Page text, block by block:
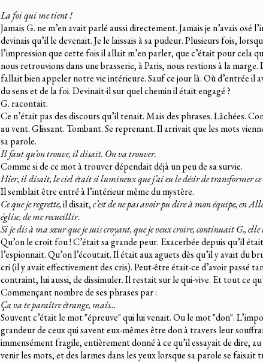
La foi qui me tient !
Jamais G. ne m’en avait parlé aussi directement. Jamais je n’avais osé
devinais qu’il le devenait. Je le laissais à sa pudeur. Plusieurs fois,
l’impression que cette fois il allait m’en parler, que c’était pour cela
nous retrouvions dans une brasserie, à Paris, nous restions à la marge.
fallait bien appeler notre vie intérieure. Sauf ce jour là. Où d’entrée il
du sens et de la foi. Devinait-il sur quel chemin il était engagé ?
G. racontait.
Ce n’était pas des discours qu’il tenait. Mais des phrases. Lâchées.
au vent. Glissant. Tombant. Se reprenant. Il arrivait que les mots
sa parole.
Il faut qu’on trouve, il disait. On va trouver.
Comme si de ce mot à trouver dépendait déjà un peu de sa survie.
Hier, il disait, le ciel était si lumineux que j’ai eu le désir de transformer ce
Il semblait être entré à l’intérieur même du mystère.
Ce que je regrette,il disait,c’est de ne pas avoir pu dire à mon équipe, en
église, de me recueillir.
Si je dis à ma sœur que je suis croyant, que je veux croire, continuait G., elle
Qu’on le croit fou ! C’était sa grande peur. Exacerbée depuis qu’il
l’espionnait. Qu’on l’écoutait. Il était aux aguets dès qu’il y avait du
cri (il y avait effectivement des cris). Peut-être était-ce d’avoir passé
contraint, lui aussi, de dissimuler. Il restait sur le qui-vive. Et tout ce
Commençant nombre de ses phrases par :
Ça va te paraître étrange, mais...
Souvent c’était le mot "épreuve" qui lui venait. Ou le mot "don".
grandeur de ceux qui savent eux-mêmes être don à travers leur
immensément fragile, entièrement donné à ce qu’il essayait de dire,
venir les mots, et des larmes dans les yeux lorsque sa parole se faisait